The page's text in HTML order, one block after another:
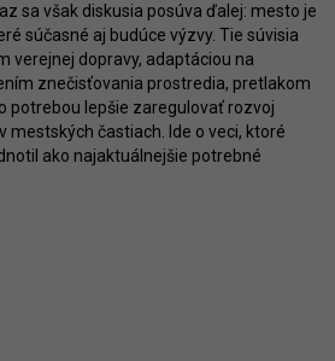
sa však diskusia posúva ďalej: mesto je
súčasné aj budúce výzvy. Tie súvisia
verejnej dopravy, adaptáciou na
znečisťovania prostredia, pretlakom
potrebou lepšie zaregulovať rozvoj
mestských častiach. Ide o veci, ktoré
ako najaktuálnejšie potrebné